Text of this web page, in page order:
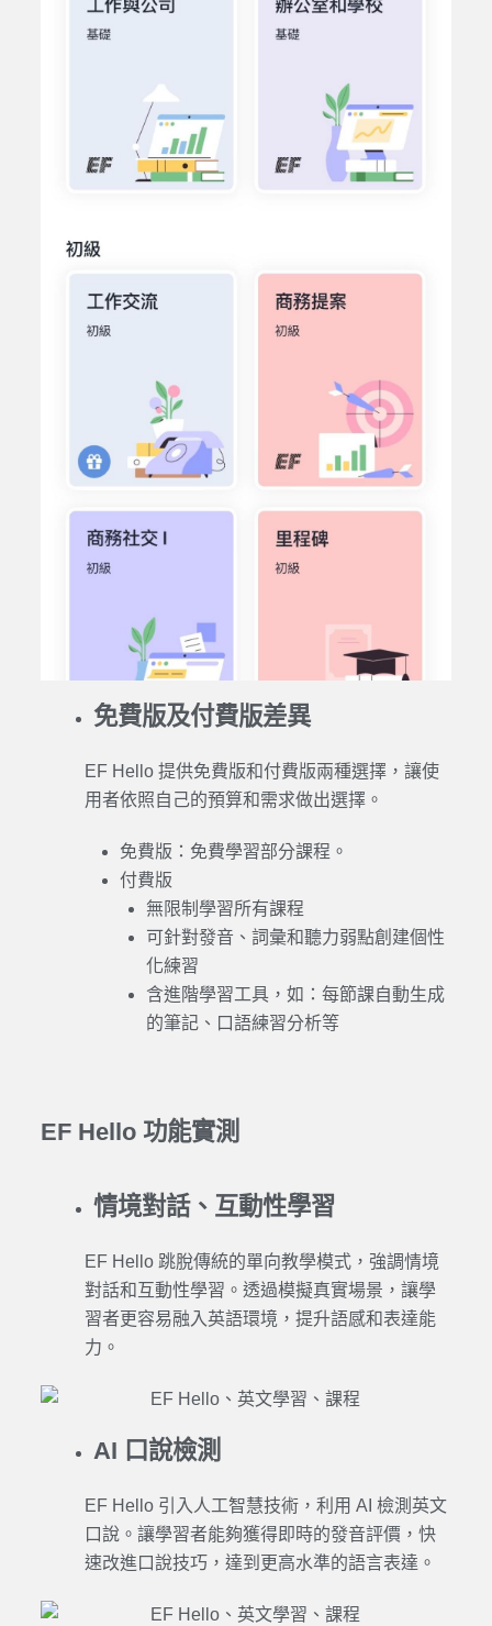
免費版及付費版差異
EF Hello提供免費版和付費版兩種選擇，讓使
用者依照自己的預算和需求做出選擇。
免費版：免費學習部分課程 。
付費版
無限制 學習所有課程
可針對發音、詞彙和聽力弱點創建個性
化練習
含進階學習工具，如：每節課自動生成
的筆記、口語練習分析等
EF Hello 功能實測
情境對話、互動性學習
EF Hello跳脫傳統的單向教學模式，強調情境
對話和互動性學習 。透過模擬真實場景，讓學
習者更容易融入英語環境，提升語感和表達能
力。
AI 口說檢測
EF Hello引入人工智慧技術，利用 AI 檢測英文
口說。讓學習者能夠獲得即時的發音評價，快
速改進口說技巧，達到更高水準的語言表達。